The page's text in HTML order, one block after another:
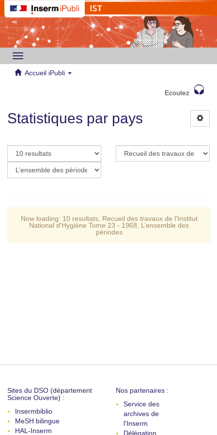
Toggle
navigation
Accueil iPubli
Ecoutez
Statistiques par pays
Now loading: 10 resultats, Recueil des travaux de l'Institut
National d'Hygiène Tome 23 - 1968
L’ensemble des
périodes
Sites du DSO (département
Science Ouverte) :
Insermbiblio
MeSH bilingue
HAL-Inserm
Nos partenaires :
Service des
archives de
l'Inserm
Délégation